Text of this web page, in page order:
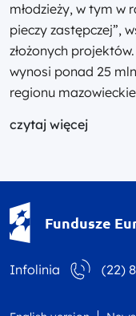
młodzieży, w tym w
pieczy zastępczej”,
złożonych
wynosi ponad 25
regionu
czytaj więcej
Fundusze
Infolinia (22)